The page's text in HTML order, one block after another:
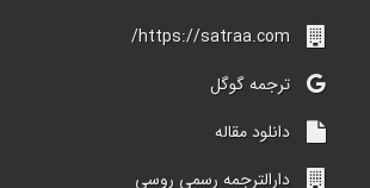
https://satraa.com/
ترجمه گوگل
دانلود مقاله
دارالترجمه رسمی روسی